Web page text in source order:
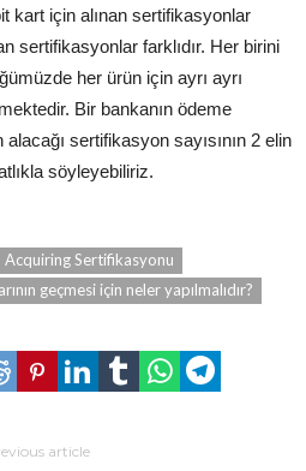
kart için alınan sertifikasyonlar
sertifikasyonlar farklıdır. Her birini
her ürün için ayrı ayrı
Bir bankanın ödeme
sertifikasyon sayısının 2 elin
söyleyebiliriz.
Acquiring Sertifikasyonu
geçmesi için neler yapılmalıdır?
article